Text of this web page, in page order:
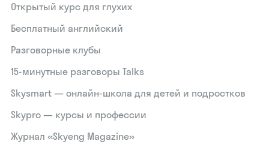
Открытый курс для глухих
Бесплатный английский
Разговорные клубы
15‑минутные разговоры Talks
Skysmart — онлайн-школа для детей и подростков
Skypro — курсы и профессии
Журнал «Skyeng Magazine»